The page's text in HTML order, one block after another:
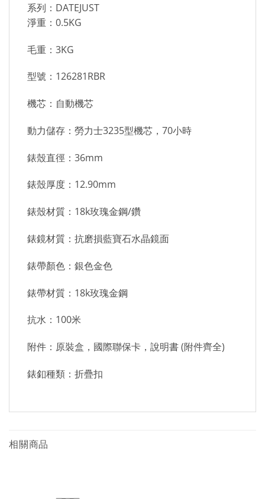
系列：DATEJUST
淨重：0.5KG
毛重：3KG
型號：126281RBR
機芯：自動機芯
動力儲存：勞力士3235型機芯，70小時
錶殼直徑：36mm
錶殼厚度：12.90mm
錶殼材質：18k玫瑰金鋼/鑽
錶鏡材質：抗磨損藍寶石水晶鏡面
錶帶顏色：銀色金色
錶帶材質：18k玫瑰金鋼
抗水：100米
附件：原裝盒，國際聯保卡，說明書 (附件齊全)
錶釦種類：折疊扣
相關商品